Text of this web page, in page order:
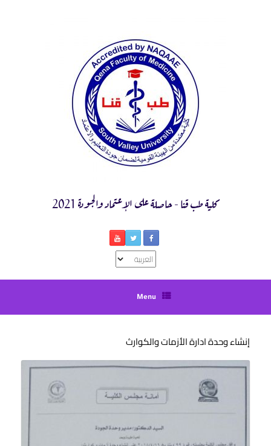
كلية طب قنا - حاصلة على الإعتماد والجودة 2021
اختر
لغة
Menu
إنشاء وحدة ادارة الأزمات والكوارث